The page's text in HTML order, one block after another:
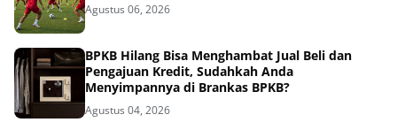
Agustus 06, 2026
BPKB Hilang Bisa Menghambat Jual Beli dan
Pengajuan Kredit, Sudahkah Anda
Menyimpannya di Brankas BPKB?
Agustus 04, 2026